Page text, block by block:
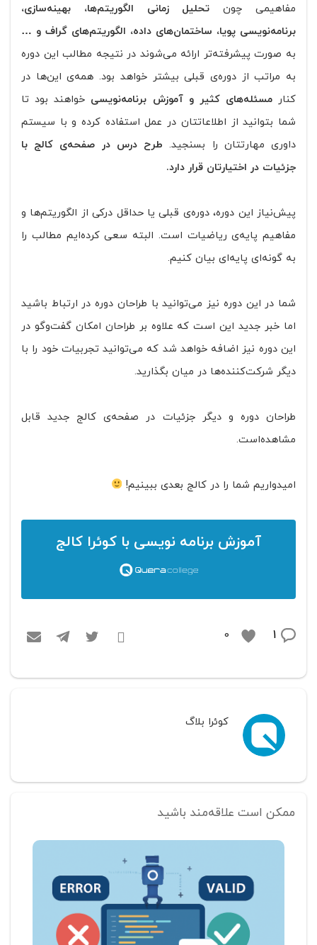
مفاهیمی چون تحلیل زمانی الگوریتم‌ها، بهینه‌سازی،
برنامه‌نویسی پویا، ساختمان‌های داده، الگوریتم‌های گراف و …
به صورت پیشرفته‌تر ارائه می‌شوند در نتیجه مطالب این دوره
به مراتب از دوره‌ی قبلی بیشتر خواهد بود. همه‌ی این‌ها در
کنارمسئله‌های کثیر و آموزش برنامه‌نویسی خواهند بود تا
شما بتوانید از اطلاعاتتان در عمل استفاده کرده و با سیستم
داوری مهارتتان را بسنجید. طرح درس در صفحه‌ی کالج با
جزئیات در اختیارتان قرار دارد.
پیش‌نیاز این دوره، دوره‌ی قبلی یا حداقل درکی از الگوریتم‌ها و
مفاهیم پایه‌ی ریاضیات است. البته سعی کرده‌ایم مطالب را
به‌ گونه‌ای پایه‌ای بیان کنیم.
شما در این دوره نیز می‌توانید با طراحان دوره در ارتباط باشید
اما خبر جدید این است که علاوه‌ بر طراحان امکان گفت‌وگو در
این دوره نیز اضافه خواهد شد که می‌توانید تجربیات خود را با
دیگر شرکت‌کننده‌ها در میان بگذارید.
طراحان دوره و دیگر جزئیات در صفحه‌ی کالج جدید قابل
مشاهده‌است.
امیدواریم شما را در کالج بعدی ببینیم‌!
آموزش برنامه نویسی با کوئرا کالج
1
0
کوئرا بلاگ
ممکن است علاقه‌مند باشید